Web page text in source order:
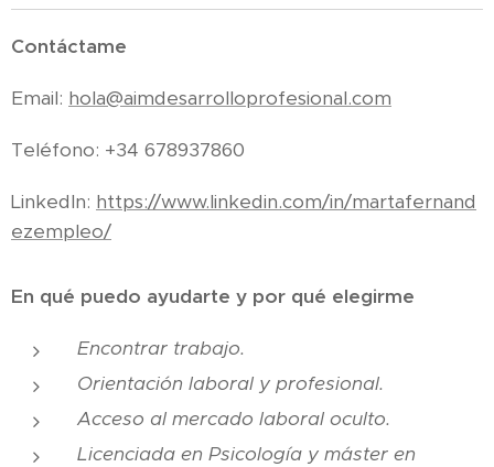
Contáctame
Email: hola@aimdesarrolloprofesional.com
Teléfono: +34 678937860
LinkedIn: https://www.linkedin.com/in/martafernand
ezempleo/
En qué puedo ayudarte y por qué elegirme
Encontrar trabajo.
Orientación laboral y profesional.
Acceso al mercado laboral oculto.
Licenciada en Psicología y máster en